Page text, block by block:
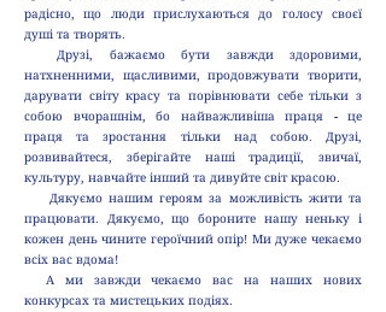
радісно, що люди прислухаються до голосу своєї
душі та творять.
Друзі, бажаємо бути завжди здоровими,
натхненними, щасливими, продовжувати творити,
дарувати світу красу та порівнювати себе тільки з
собою вчорашнім, бо найважливіша праця - це
праця та зростання тільки над собою. Друзі,
розвивайтеся, зберігайте наші традиції, звичаї,
культуру, навчайте інший та дивуйте світ красою.
Дякуємо нашим героям за можливість жити та
працювати. Дякуємо, що бороните нашу неньку і
кожен день чините героїчний опір! Ми дуже чекаємо
всіх вас вдома!
А ми завжди чекаємо вас на наших нових
конкурсах та мистецьких подіях.